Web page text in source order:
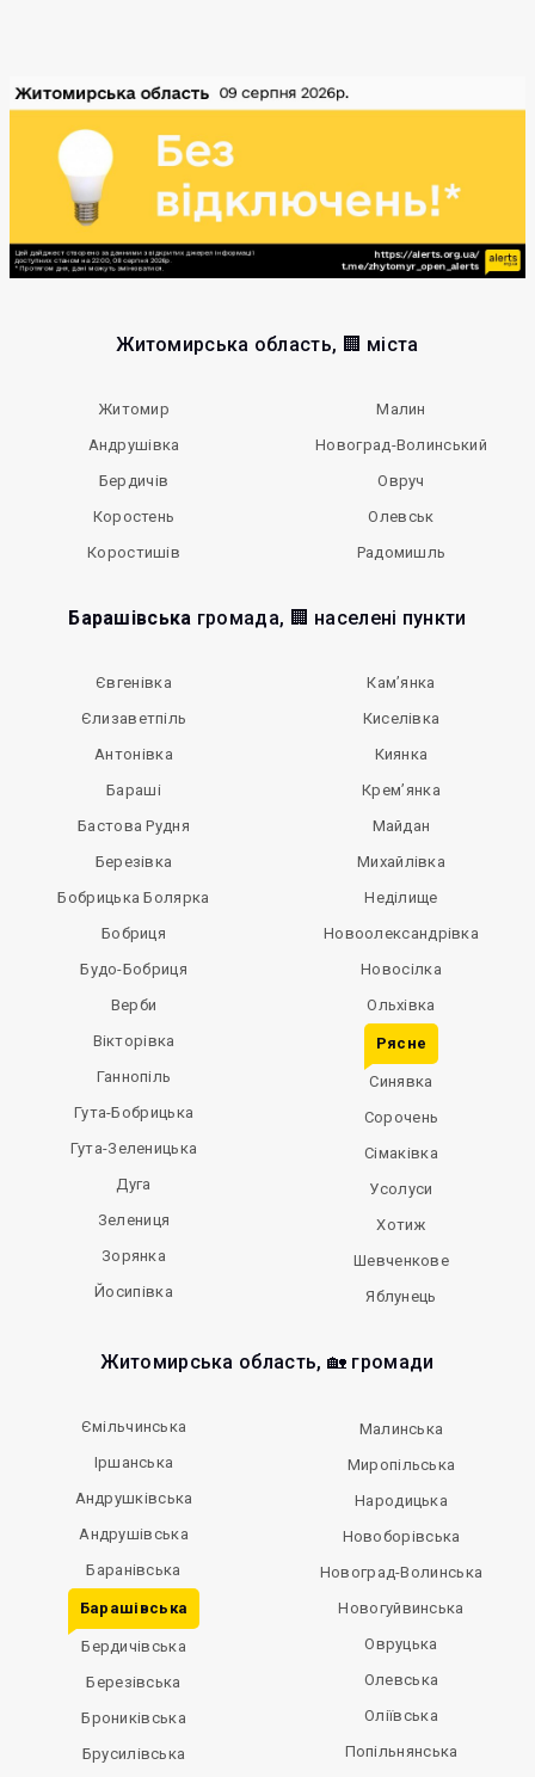
Житомирська область, 🏢 міста
Житомир
Андрушівка
Бердичів
Коростень
Коростишів
Малин
Новоград-Волинський
Овруч
Олевськ
Радомишль
Барашівська громада, 🏢 населені пункти
Євгенівка
Єлизаветпіль
Антонівка
Бараші
Бастова Рудня
Березівка
Бобрицька Болярка
Бобриця
Будо-Бобриця
Верби
Вікторівка
Ганнопіль
Гута-Бобрицька
Гута-Зеленицька
Дуга
Зелениця
Зорянка
Йосипівка
Кам’янка
Киселівка
Киянка
Крем’янка
Майдан
Михайлівка
Неділище
Новоолександрівка
Новосілка
Ольхівка
Рясне
Синявка
Сорочень
Сімаківка
Усолуси
Хотиж
Шевченкове
Яблунець
Житомирська область, 🏡 громади
Ємільчинська
Іршанська
Андрушківська
Андрушівська
Баранівська
Барашівська
Бердичівська
Березівська
Брониківська
Брусилівська
Малинська
Миропільська
Народицька
Новоборівська
Новоград-Волинська
Новогуйвинська
Овруцька
Олевська
Оліївська
Попільнянська